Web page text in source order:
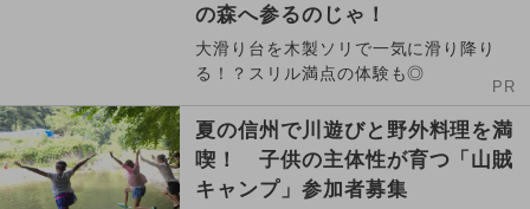
の森へ参るのじゃ！
大滑り台を木製ソリで一気に滑り降り
る！？スリル満点の体験も◎
PR
夏の信州で川遊びと野外料理を満
喫！ 子供の主体性が育つ「山賊
キャンプ」参加者募集